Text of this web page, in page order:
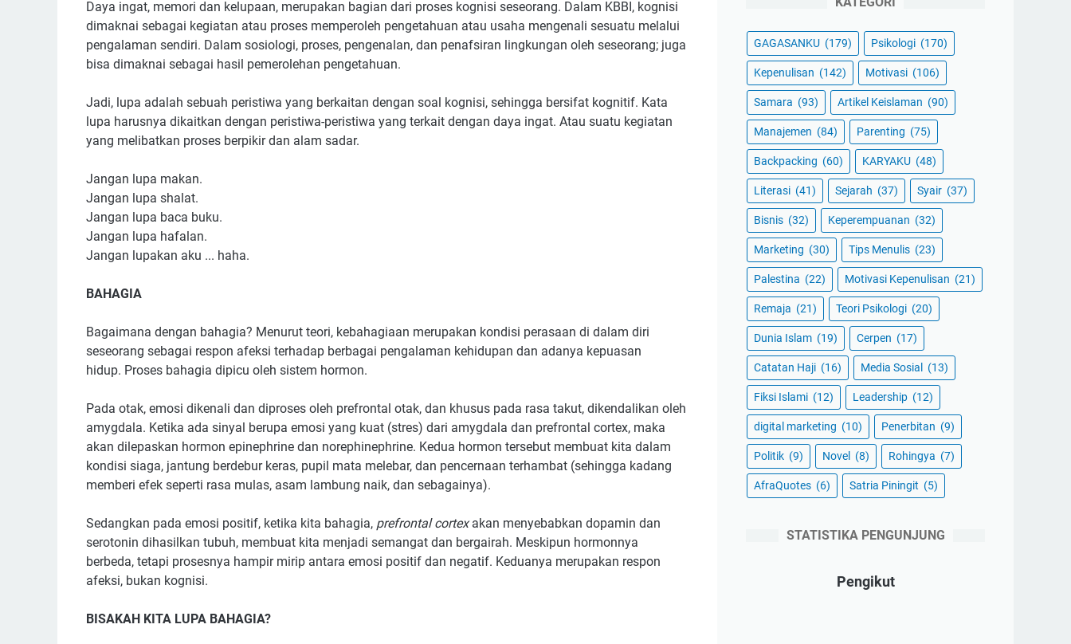
Daya ingat, memori dan kelupaan, merupakan bagian dari proses kognisi seseorang. Dalam KBBI, kognisi
dimaknai sebagai kegiatan atau proses memperoleh pengetahuan atau usaha mengenali sesuatu melalui
pengalaman sendiri. Dalam sosiologi, proses, pengenalan, dan penafsiran lingkungan oleh seseorang; juga
bisa dimaknai sebagai hasil pemerolehan pengetahuan.
Jadi, lupa adalah sebuah peristiwa yang berkaitan dengan soal kognisi, sehingga bersifat kognitif. Kata
lupa harusnya dikaitkan dengan peristiwa-peristiwa yang terkait dengan daya ingat. Atau suatu kegiatan
yang melibatkan proses berpikir dan alam sadar.
Jangan lupa makan.
Jangan lupa shalat.
Jangan lupa baca buku.
Jangan lupa hafalan.
Jangan lupakan aku ... haha.
BAHAGIA
Bagaimana dengan bahagia? Menurut teori, kebahagiaan merupakan kondisi perasaan di dalam diri
seseorang sebagai respon afeksi terhadap berbagai pengalaman kehidupan dan adanya kepuasan
hidup. Proses bahagia dipicu oleh sistem hormon.
Pada otak, emosi dikenali dan diproses oleh prefrontal otak, dan khusus pada rasa takut, dikendalikan oleh
amygdala. Ketika ada sinyal berupa emosi yang kuat (stres) dari amygdala dan prefrontal cortex, maka
akan dilepaskan hormon epinephrine dan norephinephrine. Kedua hormon tersebut membuat kita dalam
kondisi siaga, jantung berdebur keras, pupil mata melebar, dan pencernaan terhambat (sehingga kadang
memberi efek seperti rasa mulas, asam lambung naik, dan sebagainya).
Sedangkan pada emosi positif, ketika kita bahagia, prefrontal cortexakan menyebabkan dopamin dan
serotonin dihasilkan tubuh, membuat kita menjadi semangat dan bergairah. Meskipun hormonnya
berbeda, tetapi prosesnya hampir mirip antara emosi positif dan negatif. Keduanya merupakan respon
afeksi, bukan kognisi.
BISAKAH KITA LUPA BAHAGIA?
GAGASANKU (179) Psikologi (170)
Kepenulisan (142) Motivasi (106)
Samara (93) Artikel Keislaman (90)
Manajemen (84) Parenting (75)
Backpacking (60) KARYAKU (48)
Literasi (41) Sejarah (37) Syair (37)
Bisnis (32) Keperempuanan (32)
Marketing (30) Tips Menulis (23)
Palestina (22) Motivasi Kepenulisan (21)
Remaja (21) Teori Psikologi (20)
Dunia Islam (19) Cerpen (17)
Catatan Haji (16) Media Sosial (13)
Fiksi Islami (12) Leadership (12)
digital marketing (10) Penerbitan (9)
Politik (9) Novel (8) Rohingya (7)
AfraQuotes (6) Satria Piningit (5)
STATISTIKA PENGUNJUNG
Pengikut